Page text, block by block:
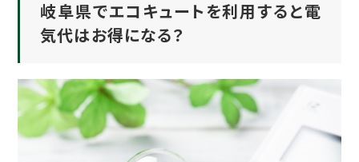
岐阜県でエコキュートを利用すると電
気代はお得になる？